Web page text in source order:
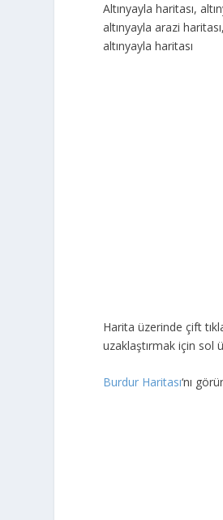
Altınyayla haritası,
altınyayla arazi
altınyayla haritası
Harita üzerinde çift
uzaklaştırmak için sol
Burdur Haritası‘nı